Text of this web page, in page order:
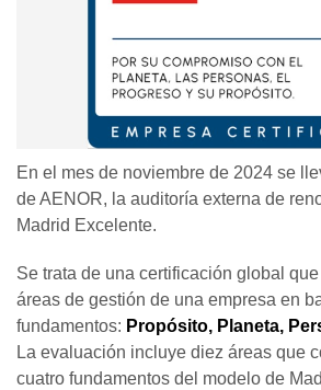
En el mes de noviembre de 2024 se
de AENOR, la auditoría externa de
Madrid Excelente.
Se trata de una certificación global
áreas de gestión de una empresa en
fundamentos: Propósito, Planeta,
La evaluación incluye diez áreas que
cuatro fundamentos del modelo de